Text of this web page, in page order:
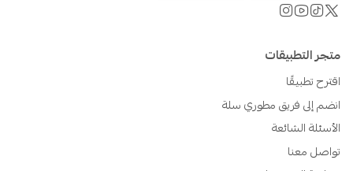
متجر التطبيقات
اقترح تطبيقًا
انضم إلى فريق مطوري سلة
الأسئلة الشائعة
تواصل معنا